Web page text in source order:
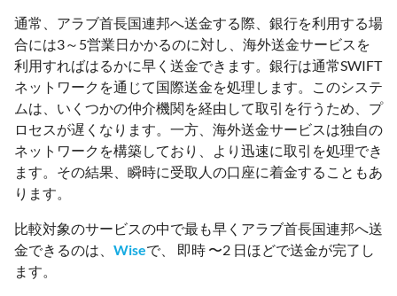
通常、アラブ首長国連邦へ送金する際、銀行を利用する場
合には3～5営業日かかるのに対し、海外送金サービスを
利用すればはるかに早く送金できます。銀行は通常SWIFT
ネットワークを通じて国際送金を処理します。このシステ
ムは、いくつかの仲介機関を経由して取引を行うため、プ
ロセスが遅くなります。一方、海外送金サービスは独自の
ネットワークを構築しており、より迅速に取引を処理でき
ます。その結果、瞬時に受取人の口座に着金することもあ
ります。
比較対象のサービスの中で最も早くアラブ首長国連邦へ送
金できるのは、 Wiseで、 即時 〜2 日ほどで送金が完了し
ます。